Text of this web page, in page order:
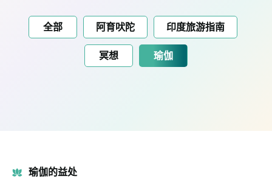
全部 阿育吠陀 印度旅游指南
冥想 瑜伽
瑜伽的益处